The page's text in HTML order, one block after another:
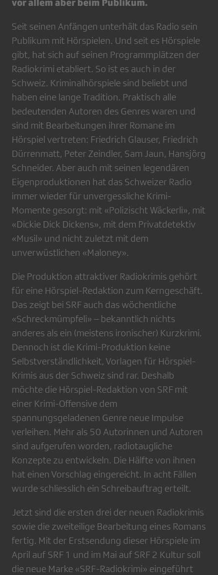
Seit seinen Anfängen unterhält das Radio sein
Publikum mit Hörspielen. Und seit es Hörspiele
gibt, hat sich auf seinen Programmplätzen der
Radiokrimi etabliert. So ist es auch in der
Schweiz. Kriminalhörspiele sind beliebt und
haben eine lange Tradition. Praktisch alle
bedeutenden Autoren des Genres waren und
sind mit Bearbeitungen ihrer Romane im
Hörspiel vertreten: Friedrich Glauser, Friedrich
Dürrenmatt, Peter Zeindler, Sam Jaun, Hansjörg
Schneider. Aber auch mit seinen legendären
Eigenproduktionen hat das Schweizer Radio
immer wieder für unvergessliche Krimi-
Momente gesorgt: mit «Polizischt Wäckerli», mit
«Dickie Dick Dickens», mit dem Privatdetektiv
«Musil» und nicht zuletzt mit dem
unverwüstlichen «Maloney».
Die Produktion attraktiver Radiokrimis gehört
für eine Hörspiel-Redaktion zum Kerngeschäft.
Das zeigt bei SRF auch das wöchentliche
«Schreckmümpfeli» – bekanntlich nichts
anderes als ein (meistens ironischer) Kurzkrimi.
Dennoch ist die Krimi-Produktion keine
Selbstverständlichkeit, Vorlagen für Hörspiel-
Krimis aus der Schweiz sind rar. Deshalb
möchte die Hörspiel-Redaktion von SRF mit
einer Krimi-Offensive dem
spannungsgeladenen Genre neue Impulse
verleihen. Mehr als 50 Autorinnen und Autoren
sind aufgerufen worden, radiotaugliche
Konzepte zu entwickeln. Die Hälfte von ihnen
hat einen Vorschlag eingereicht. In acht Fällen
wurde schliesslich ein Schreibauftrag erteilt.
Jetzt sind die ersten drei der neuen Radiokrimis
sowie die zweiteilige Bearbeitung eines Romans
fertig. Mit der Erstsendung dieser Hörspiele im
April auf SRF 1 und im Mai auf SRF 2 Kultur soll
die neue Marke «SRF-Radiokrimi» eingeführt